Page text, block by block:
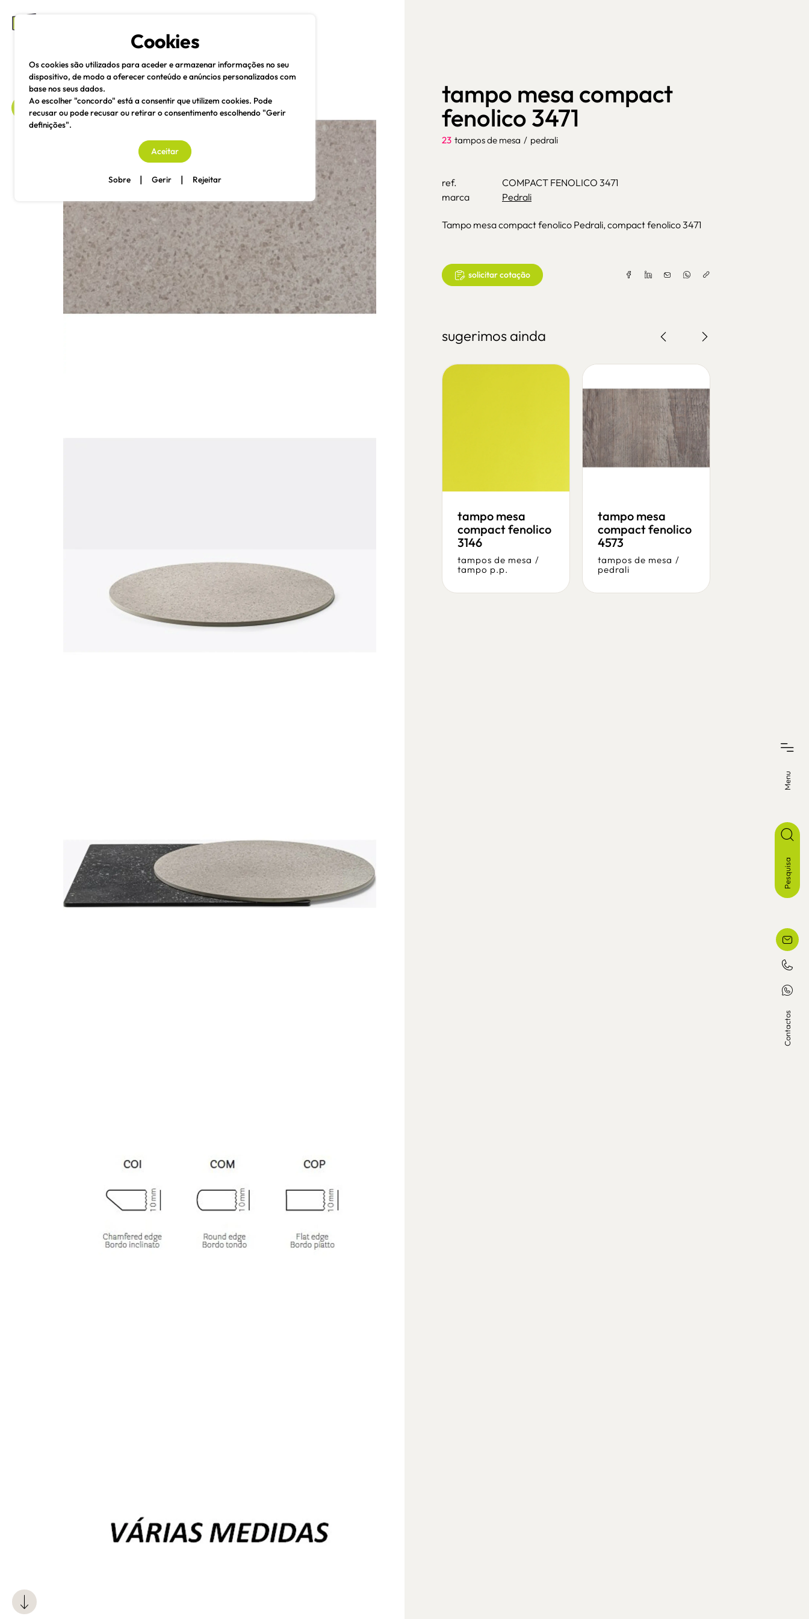
tampo mesa compact
fenolico 3471
23 tampos de mesa / pedrali
ref.
COMPACT FENOLICO 3471
marca
Pedrali
Tampo mesa compact fenolico Pedrali, compact fenolico 3471
solicitar cotação
sugerimos ainda
tampos de mesa
pedrali
tampo mesa
compact fenolico
3146
tampos de mesa /
tampo p.p.
tampo mesa
compact fenolico
4573
tampos de mesa /
pedrali
Menu
Pesquisa
Contactos
Cookies
Os cookies são utilizados para aceder e armazenar informações no seu
dispositivo, de modo a oferecer conteúdo e anúncios personalizados com
base nos seus dados.
Ao escolher "concordo" está a consentir que utilizem cookies. Pode
recusar ou pode recusar ou retirar o consentimento escolhendo "Gerir
definições".
Aceitar
Sobre | Gerir | Rejeitar